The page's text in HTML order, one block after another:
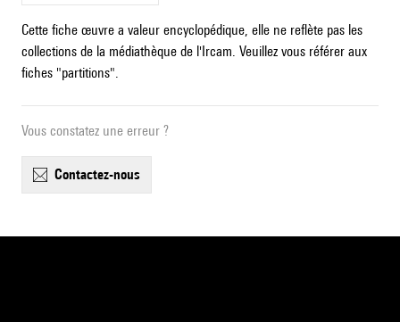
Cette fiche œuvre a valeur encyclopédique, elle ne reflète pas les
collections de la médiathèque de l'Ircam. Veuillez vous référer aux
fiches "partitions".
Vous constatez une erreur ?
contactez-nous